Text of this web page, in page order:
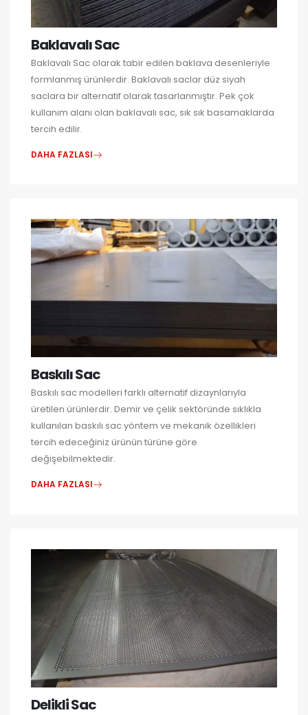
Baklavalı Sac
Baklavalı Sac olarak tabir edilen baklava desenleriyle
formlanmış ürünlerdir. Baklavalı saclar düz siyah
saclara bir alternatif olarak tasarlanmıştır. Pek çok
kullanım alanı olan baklavalı sac, sık sık basamaklarda
tercih edilir.
DAHA FAZLASI
Baskılı Sac
Baskılı sac modelleri farklı alternatif dizaynlarıyla
üretilen ürünlerdir. Demir ve çelik sektöründe sıklıkla
kullanılan baskılı sac yöntem ve mekanik özellikleri
tercih edeceğiniz ürünün türüne göre
değişebilmektedir.
DAHA FAZLASI
Delikli Sac